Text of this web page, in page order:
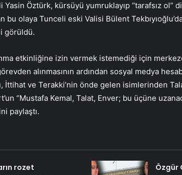
Öztürk, kürsüyü yumruklayıp “tarafsız ol”
bu olaya Tunceli eski Valisi Bülent
görüldü.
etkinliğine izin vermek istemediği için
alınmasının ardından sosyal medya
İttihat ve Terakki’nin önde gelen isimlerinden
“Mustafa Kemal, Talat, Enver; bu üçüne
paylaştı.
rozet
Özgür